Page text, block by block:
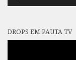
DROPS EM PAUTA TV